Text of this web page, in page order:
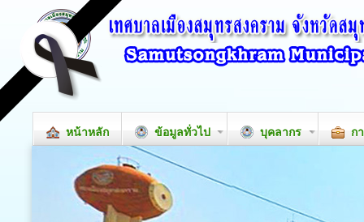
หน้าหลัก ข้อมูลทั่วไป บุคลากร ก